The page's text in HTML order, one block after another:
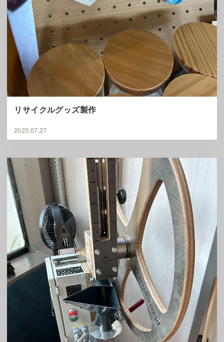
リサイクルグッズ製作
2023.07.27